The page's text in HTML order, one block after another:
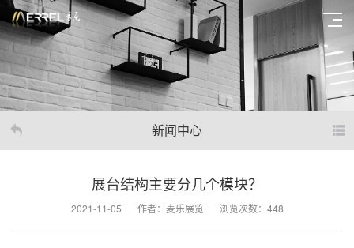
新闻中心
展台结构主要分几个模块？
2021-11-05 作者：麦乐展览 浏览次数：448